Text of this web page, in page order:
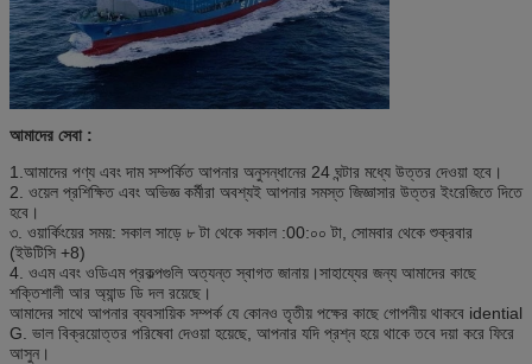
আমাদের সেবা :
1.আমাদের পণ্য এবং দাম সম্পর্কিত আপনার অনুসন্ধানের 24 ঘন্টার মধ্যে উত্তর দেওয়া হবে।
2. ওয়েল প্রশিক্ষিত এবং অভিজ্ঞ কর্মীরা অবশ্যই আপনার সমস্ত জিজ্ঞাসার উত্তর ইংরেজিতে দিতে
হবে।
৩. ওয়ার্কিংয়ের সময়: সকাল সাড়ে ৮ টা থেকে সকাল :00:০০ টা, সোমবার থেকে শুক্রবার
(ইউটিসি +8)
4. ওএম এবং ওডিএম প্রকল্পগুলি অত্যন্ত স্বাগত জানায়।সাহায্যের জন্য আমাদের কাছে
শক্তিশালী আর অ্যান্ড ডি দল রয়েছে।
আমাদের সাথে আপনার ব্যবসায়িক সম্পর্ক যে কোনও তৃতীয় পক্ষের কাছে গোপনীয় থাকবে idential
G. ভাল বিক্রয়োত্তর পরিষেবা দেওয়া হয়েছে, আপনার যদি প্রশ্ন হয়ে থাকে তবে দয়া করে ফিরে
আসুন।